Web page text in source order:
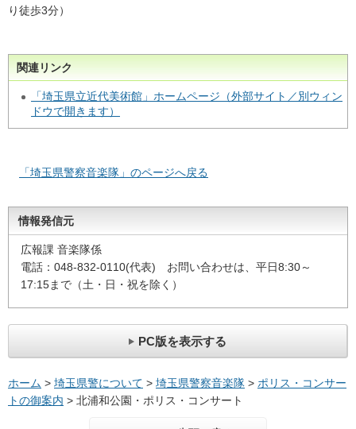
り徒歩3分）
関連リンク
「埼玉県立近代美術館」ホームページ（外部サイト／別ウィン
ドウで開きます）
「埼玉県警察音楽隊」のページへ戻る
情報発信元
広報課 音楽隊係
電話：048-832-0110(代表) お問い合わせは、平日8:30～
17:15まで（土・日・祝を除く）
PC版を表示する
ホーム > 埼玉県警について > 埼玉県警察音楽隊 > ポリス・コンサー
トの御案内 > 北浦和公園・ポリス・コンサート